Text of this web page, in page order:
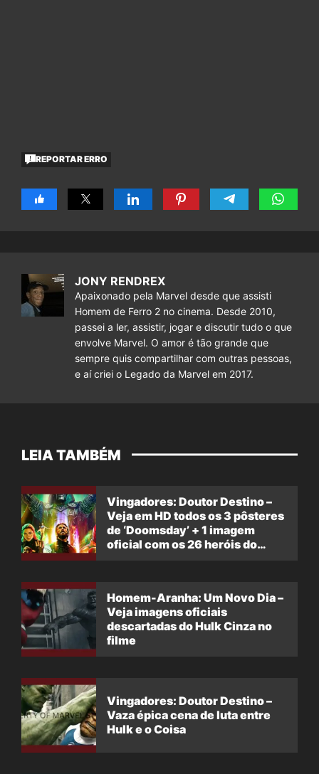
REPORTAR ERRO
JONY RENDREX
Apaixonado pela Marvel desde que assisti
Homem de Ferro 2 no cinema. Desde 2010,
passei a ler, assistir, jogar e discutir tudo o que
envolve Marvel. O amor é tão grande que
sempre quis compartilhar com outras pessoas,
e aí criei o Legado da Marvel em 2017.
LEIA TAMBÉM
Vingadores: Doutor Destino –
Veja em HD todos os 3 pôsteres
de ‘Doomsday’ + 1 imagem
oficial com os 26 heróis do
Homem-Aranha: Um Novo Dia –
Veja imagens oficiais
descartadas do Hulk Cinza no
filme
Vingadores: Doutor Destino –
Vaza épica cena de luta entre
Hulk e o Coisa